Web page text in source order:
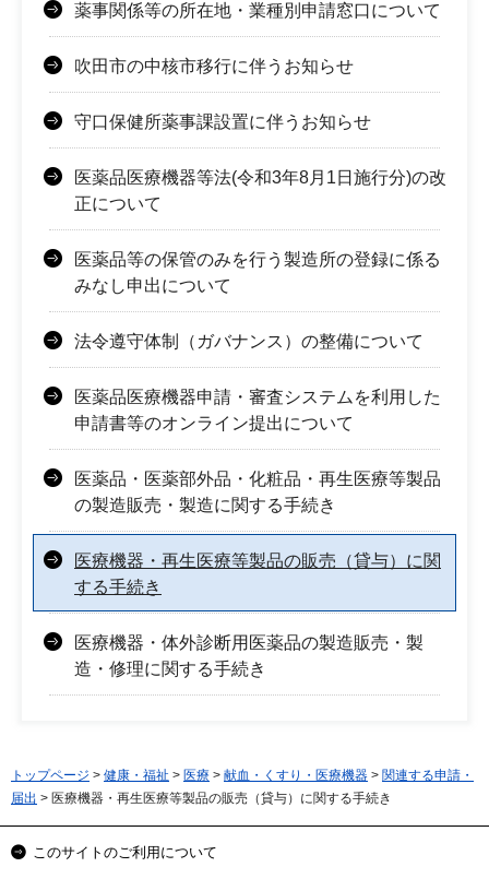
薬事関係等の所在地・業種別申請窓口について
吹田市の中核市移行に伴うお知らせ
守口保健所薬事課設置に伴うお知らせ
医薬品医療機器等法(令和3年8月1日施行分)の改
正について
医薬品等の保管のみを行う製造所の登録に係る
みなし申出について
法令遵守体制（ガバナンス）の整備について
医薬品医療機器申請・審査システムを利用した
申請書等のオンライン提出について
医薬品・医薬部外品・化粧品・再生医療等製品
の製造販売・製造に関する手続き
医療機器・再生医療等製品の販売（貸与）に関
する手続き
医療機器・体外診断用医薬品の製造販売・製
造・修理に関する手続き
トップページ > 健康・福祉 > 医療 > 献血・くすり・医療機器 > 関連する申請・
届出 > 医療機器・再生医療等製品の販売（貸与）に関する手続き
このサイトのご利用について